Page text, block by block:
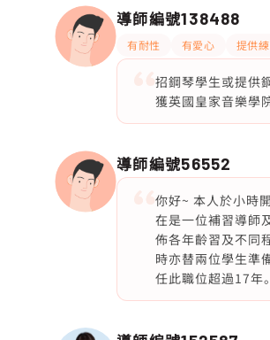
導師編號138488
有耐性 有愛心 提供
招鋼琴學生或提供
獲英國皇家音樂學
導師編號56552
你好~ 本人於小時
在是一位補習導師
佈各年齡習及不同
時亦替兩位學生準
任此職位超過17年